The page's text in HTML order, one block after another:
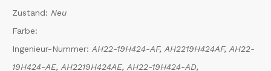
Zustand: Neu
Farbe:
Ingenieur-Nummer: AH22-19H424-AF, AH2219H424AF, AH22-
19H424-AE, AH2219H424AE, AH22-19H424-AD,